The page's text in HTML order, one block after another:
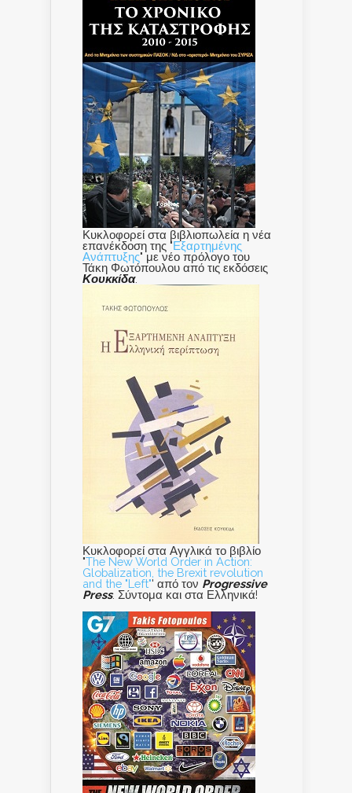
Κυκλοφορεί στα βιβλιοπωλεία η νέα
επανέκδοση της "Εξαρτημένης
Ανάπτυξης" με νέο πρόλογο του
Τάκη Φωτόπουλου από τις εκδόσεις
Κουκκίδα.
Κυκλοφορεί στα Αγγλικά το βιβλίο
"The New World Order in Action:
Globalization, the Brexit revolution
and the "Left"' από τον Progressive
Press. Σύντομα και στα Ελληνικά!